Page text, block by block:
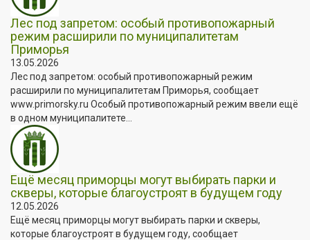
Лес под запретом: особый противопожарный
режим расширили по муниципалитетам
Приморья
13.05.2026
Лес под запретом: особый противопожарный режим
расширили по муниципалитетам Приморья, сообщает
www.primorsky.ru Особый противопожарный режим ввели ещё
в одном муниципалитете...
Ещё месяц приморцы могут выбирать парки и
скверы, которые благоустроят в будущем году
12.05.2026
Ещё месяц приморцы могут выбирать парки и скверы,
которые благоустроят в будущем году, сообщает